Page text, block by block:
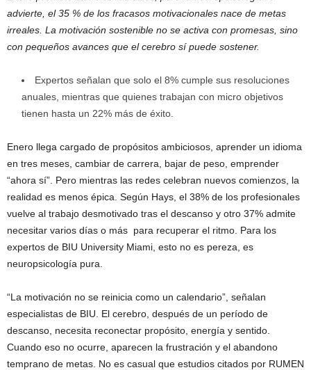
advierte, el 35 % de los fracasos motivacionales nace de metas
irreales. La motivación sostenible no se activa con promesas, sino
con pequeños avances que el cerebro sí puede sostener.
Expertos señalan que solo el 8% cumple sus resoluciones
anuales, mientras que quienes trabajan con micro objetivos
tienen hasta un 22% más de éxito.
Enero llega cargado de propósitos ambiciosos, aprender un idioma
en tres meses, cambiar de carrera, bajar de peso, emprender
“ahora sí”. Pero mientras las redes celebran nuevos comienzos, la
realidad es menos épica. Según Hays, el 38% de los profesionales
vuelve al trabajo desmotivado tras el descanso y otro 37% admite
necesitar varios días o más para recuperar el ritmo. Para los
expertos de BIU University Miami, esto no es pereza, es
neuropsicología pura.
“La motivación no se reinicia como un calendario”, señalan
especialistas de BIU. El cerebro, después de un período de
descanso, necesita reconectar propósito, energía y sentido.
Cuando eso no ocurre, aparecen la frustración y el abandono
temprano de metas. No es casual que estudios citados por RUMEN